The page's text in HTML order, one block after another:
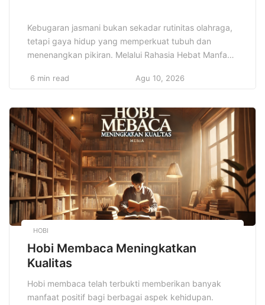
Kebugaran jasmani bukan sekadar rutinitas olahraga,
tetapi gaya hidup yang memperkuat tubuh dan
menenangkan pikiran. Melalui Rahasia Hebat Manfaat
keseimbangan sejati antara energi, fokus, dan
sering terjebak dalam aktivitas pasif seperti duduk
berjam-jam, menghadapi stres pekerjaan, dan pola
makan tidak seimbang. Dengan […]
6 min read Agu 10, 2026
HOBI
Hobi Membaca Meningkatkan
Kualitas
Hobi membaca telah terbukti memberikan banyak
manfaat positif bagi berbagai aspek kehidupan.